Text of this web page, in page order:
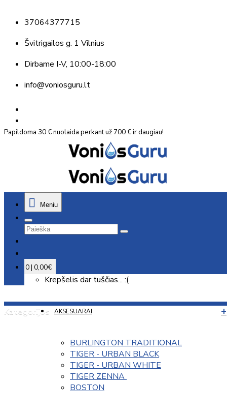
37064377715
Švitrigailos g. 1 Vilnius
Dirbame I-V, 10:00-18:00
info@voniosguru.lt
Papildoma 30 € nuolaida perkant už 700 € ir daugiau!
Meniu
0 | 0,00€
Krepšelis dar tuščias... :(
Kategorijos AKSESUARAI
BURLINGTON TRADITIONAL
TIGER - URBAN BLACK
TIGER - URBAN WHITE
TIGER ZENNA
BOSTON